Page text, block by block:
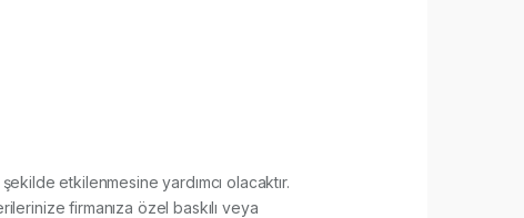
şekilde etkilenmesine yardımcı olacaktır.
firmanıza özel baskılı veya